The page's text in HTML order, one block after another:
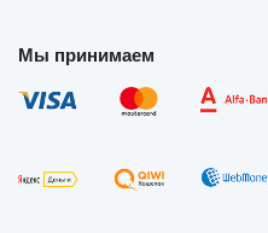
Мы принимаем